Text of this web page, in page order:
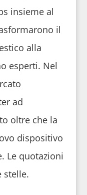
insieme al
il
alla
esperti. Nel
ad
oltre che la
dispositivo
Le quotazioni
stelle.